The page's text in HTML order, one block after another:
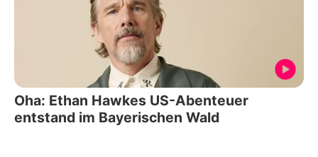
Oha: Ethan Hawkes US-Abenteuer
entstand im Bayerischen Wald